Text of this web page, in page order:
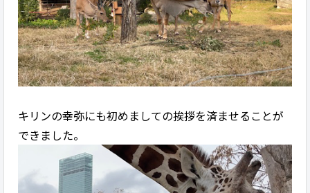
キリンの幸弥にも初めましての挨拶を済ませることが
できました。